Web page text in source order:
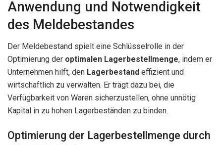
Anwendung und Notwendigkeit
des Meldebestandes
Der Meldebestand spielt eine Schlüsselrolle in der
Optimierung der optimalen Lagerbestellmenge, indem er
Unternehmen hilft, den Lagerbestand effizient und
wirtschaftlich zu verwalten. Er trägt dazu bei, die
Verfügbarkeit von Waren sicherzustellen, ohne unnötig
Kapital in zu hohen Lagerbeständen zu binden.
Optimierung der Lagerbestellmenge durch